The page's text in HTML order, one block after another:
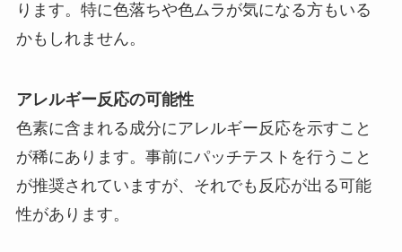
ります。特に色落ちや色ムラが気になる方もいる
かもしれません。
アレルギー反応の可能性
色素に含まれる成分にアレルギー反応を示すこと
が稀にあります。事前にパッチテストを行うこと
が推奨されていますが、それでも反応が出る可能
性があります。